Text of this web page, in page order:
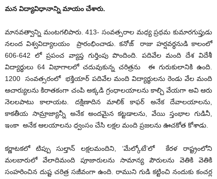
మన విద్యావిధానాన్ని మాయం చేశారు.
మానవత్వాన్ని మంటగలిపారు. 413- సంవత్సరాల మధ్య ప్రథమ కుమారగుప్తుడు
నలంద విశ్వవిద్యాలయం ప్రారంభించాడు. కనోజ్ రాజు హర్షవర్ధనుడి కాలంలో
606-642 లో ప్రపంచ వ్యాప్త గుర్తింపు పొందింది. పదివేల మంది దేశ విదేశీ
విద్యార్థులు 64 విభాగాలలో చదువుకున్న చరిత్రను ఈ గురుకులానికి ఉంది.
1200 సంవత్సరంలో భక్తియార్ పదివేల మంది విద్యార్థులను రెండు వేల మంది
ఆచార్యులను కిరాతకంగా చంపి అక్కడి గ్రంధాలయాలను కాల్చి వేయగా అవి ఆరు
నెలలపాటు కాలాయట. దక్షిణాదిన మాలిక్ కాఫర్ అనేక దేవాలయాలను,
కాకతీయ సామ్రాజ్యాన్నీ అనేక అందమైన కట్టడాలను, వేయి స్తంభాల గుడినీ,
ఇంకా అనేక ఆలయాలను ధ్వంసం చేసి లక్షల మంది ప్రజలను ఊచకోత కోశాడు.
కర్ణాటకలో టిప్పు సుల్తాన్ లక్షలమందిని, ‘మేల్కోటే’లో కేరళ రాష్ట్రంలోని
మలబారులో వేలాదిమంది పూజారులను సామాన్య పౌరులను వెతికి వెతికి
సంహరించిన దుష్ట చరిత్ర సజీవంగా ఉంది. రాముని గుడి కట్టించి నందుకు కంచర్ల